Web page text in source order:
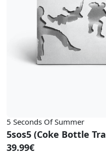
5 Seconds Of Summer
5sos5 (Coke Bottle
39.99€